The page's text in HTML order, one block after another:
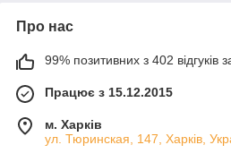
Про нас
99% позитивних з 402 відгуків
Працює з 15.12.2015
м. Харків
ул. Тюринская, 147, Харків,